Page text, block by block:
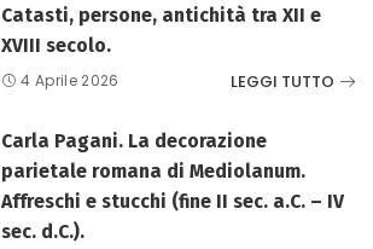
Catasti, persone, antichità tra XII e
XVIII secolo.
4 Aprile 2026 LEGGI TUTTO
Carla Pagani. La decorazione
parietale romana di Mediolanum.
Affreschi e stucchi (fine II sec. a.C. – IV
sec. d.C.).